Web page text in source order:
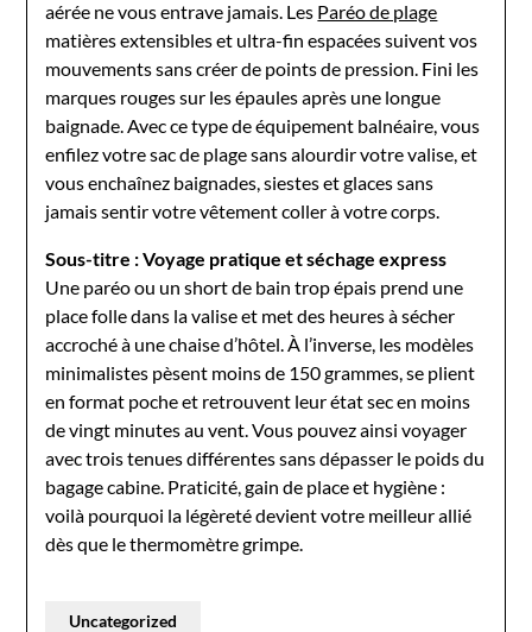
aérée ne vous entrave jamais. Les Paréo de plage
matières extensibles et ultra-fin espacées suivent vos
mouvements sans créer de points de pression. Fini les
marques rouges sur les épaules après une longue
baignade. Avec ce type de équipement balnéaire, vous
enfilez votre sac de plage sans alourdir votre valise, et
vous enchaînez baignades, siestes et glaces sans
jamais sentir votre vêtement coller à votre corps.
Sous-titre : Voyage pratique et séchage express
Une paréo ou un short de bain trop épais prend une
place folle dans la valise et met des heures à sécher
accroché à une chaise d’hôtel. À l’inverse, les modèles
minimalistes pèsent moins de 150 grammes, se plient
en format poche et retrouvent leur état sec en moins
de vingt minutes au vent. Vous pouvez ainsi voyager
avec trois tenues différentes sans dépasser le poids du
bagage cabine. Praticité, gain de place et hygiène :
voilà pourquoi la légèreté devient votre meilleur allié
dès que le thermomètre grimpe.
Uncategorized